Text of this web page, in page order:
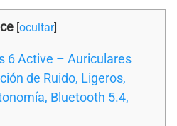
[ocultar]
6 Active – Auriculares
de Ruido, Ligeros,
Bluetooth 5.4,